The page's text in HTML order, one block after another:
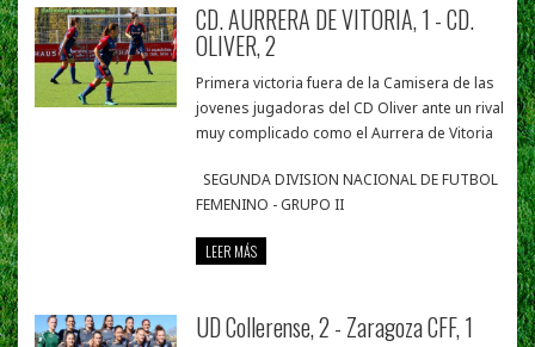
CD. AURRERA DE VITORIA, 1 - CD.
OLIVER, 2
Primera victoria fuera de la Camisera de las
jovenes jugadoras del CD Oliver ante un rival
muy complicado como el Aurrera de Vitoria
SEGUNDA DIVISION NACIONAL DE FUTBOL
FEMENINO - GRUPO II
LEER MÁS
UD Collerense, 2 - Zaragoza CFF, 1